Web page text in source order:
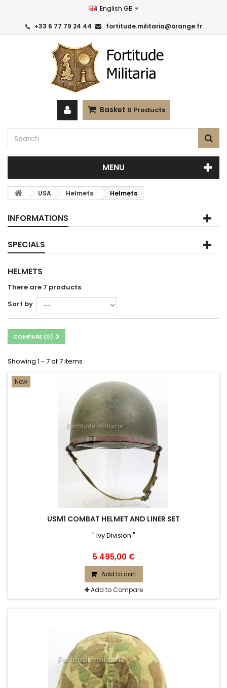
English GB
+33 6 77 79 24 44 fortitude.militaria@orange.fr
Basket 0 Products
MENU
USA Helmets Helmets
INFORMATIONS
SPECIALS
HELMETS
There are 7 products.
Sort by
COMPARE (0)
Showing 1 - 7 of 7 items
New
USM1 COMBAT HELMET AND LINER SET
" Ivy Division "
5 495,00 €
Add to cart
Add to Compare